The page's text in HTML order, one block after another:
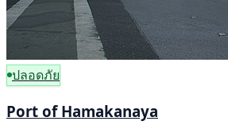
ปลอดภัย
Port of Hamakanaya